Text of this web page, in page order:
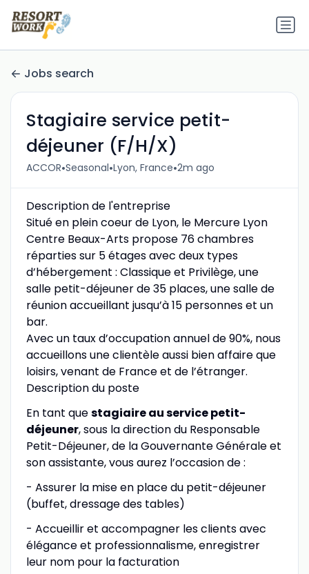
Jobs search
Stagiaire service petit-
déjeuner (F/H/X)
ACCOR•Seasonal•Lyon, France•2m ago
Description de l'entreprise
Situé en plein coeur de Lyon, le Mercure Lyon
Centre Beaux-Arts propose 76 chambres
réparties sur 5 étages avec deux types
d’hébergement : Classique et Privilège, une
salle petit-déjeuner de 35 places, une salle de
réunion accueillant jusqu’à 15 personnes et un
bar.
Avec un taux d’occupation annuel de 90%, nous
accueillons une clientèle aussi bien affaire que
loisirs, venant de France et de l’étranger.
Description du poste
En tant questagiaire au service petit-
déjeuner, sous la direction du Responsable
Petit-Déjeuner, de la Gouvernante Générale et
son assistante, vous aurez l’occasion de :
- Assurer la mise en place du petit-déjeuner
(buffet, dressage des tables)
- Accueillir et accompagner les clients avec
élégance et professionnalisme, enregistrer
leur nom pour la facturation